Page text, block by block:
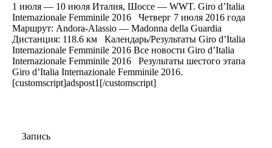
1 июля — 10 июля Италия, Шоссе — WWT. Giro d’Italia
Internazionale Femminile 2016 Четверг 7 июля 2016 года
Маршрут: Andora-Alassio — Madonna della Guardia
Дистанция: 118.6 км Календарь/Результаты Giro d’Italia
Internazionale Femminile 2016 Все новости Giro d’Italia
Internazionale Femminile 2016 Результаты шестого этапа
Giro d’Italia Internazionale Femminile 2016.
[customscript]adspost1[/customscript]
Запись